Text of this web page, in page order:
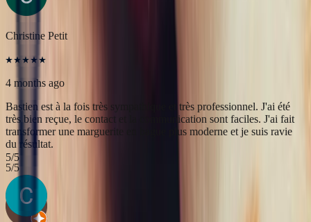
transformer une marguerite en bague plus moderne et je suis ravie
Yac ine
3 months ago
Professionnels, réactifs et sympathiques, je recommande.